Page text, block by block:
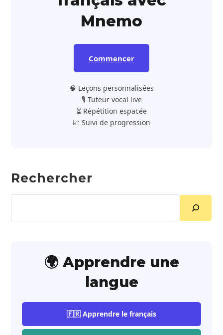
Mnemo
Commencer
🧠 Leçons personnalisées
🎙️ Tuteur vocal live
⏳ Répétition espacée
📈 Suivi de progression
Rechercher
🌍 Apprendre une
langue
🇫🇷 Apprendre le français